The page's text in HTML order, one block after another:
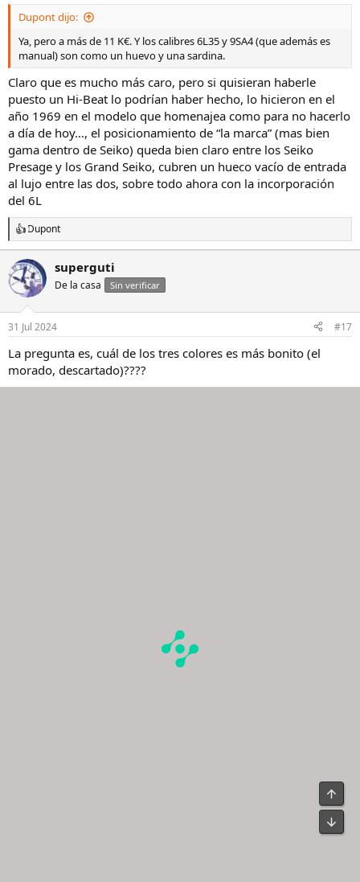
Dupont dijo:
Ya, pero a más de 11 K€. Y los calibres 6L35 y 9SA4 (que además es
manual) son como un huevo y una sardina.
Claro que es mucho más caro, pero si quisieran haberle
puesto un Hi-Beat lo podrían haber hecho, lo hicieron en el
año 1969 en el modelo que homenajea como para no hacerlo
a día de hoy…, el posicionamiento de “la marca” (mas bien
gama dentro de Seiko) queda bien claro entre los Seiko
Presage y los Grand Seiko, cubren un hueco vacío de entrada
al lujo entre las dos, sobre todo ahora con la incorporación
del 6L
R
e
a
c
c
o
n
e
s
Dupont
superguti
De la casa Sin verificar
31 Jul 2024 #17
La pregunta es, cuál de los tres colores es más bonito (el
morado, descartado)????